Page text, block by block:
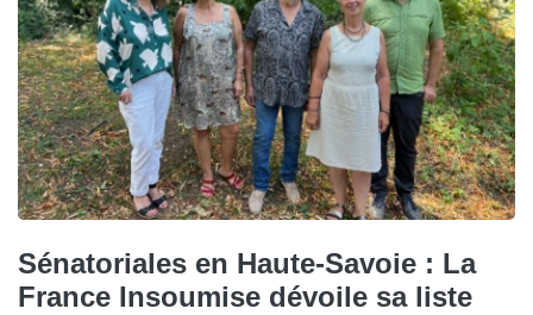
Sénatoriales en Haute-Savoie : La
France Insoumise dévoile sa liste